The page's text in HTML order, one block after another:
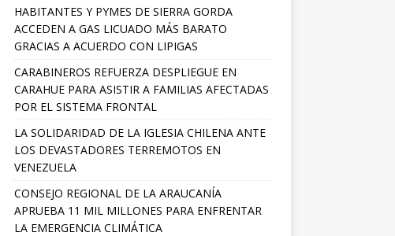
HABITANTES Y PYMES DE SIERRA GORDA
ACCEDEN A GAS LICUADO MÁS BARATO
GRACIAS A ACUERDO CON LIPIGAS
CARABINEROS REFUERZA DESPLIEGUE EN
CARAHUE PARA ASISTIR A FAMILIAS AFECTADAS
POR EL SISTEMA FRONTAL
LA SOLIDARIDAD DE LA IGLESIA CHILENA ANTE
LOS DEVASTADORES TERREMOTOS EN
VENEZUELA
CONSEJO REGIONAL DE LA ARAUCANÍA
APRUEBA 11 MIL MILLONES PARA ENFRENTAR
LA EMERGENCIA CLIMÁTICA